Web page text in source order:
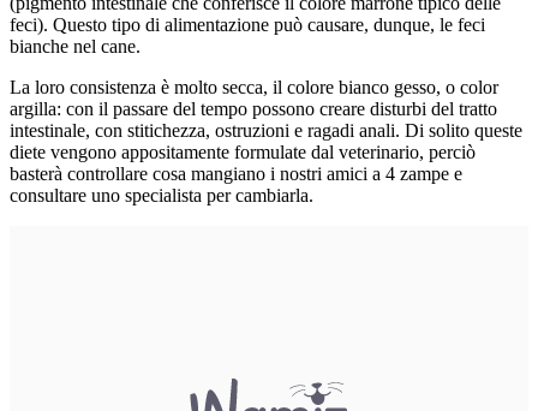
feci). Questo tipo di alimentazione può causare, dunque, le feci
bianche nel cane.
La loro consistenza è molto secca, il colore bianco gesso, o color
argilla: con il passare del tempo possono creare disturbi del tratto
intestinale, con stitichezza, ostruzioni e ragadi anali. Di solito queste
diete vengono appositamente formulate dal veterinario, perciò
basterà controllare cosa mangiano i nostri amici a 4 zampe e
consultare uno specialista per cambiarla.